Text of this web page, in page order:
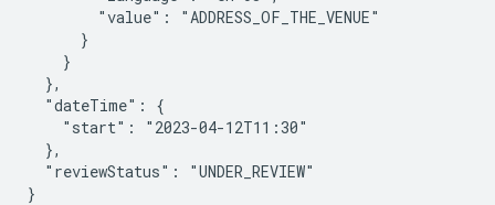
        "value": "ADDRESS_OF_THE_VENUE"
      }
    }
  },
  "dateTime": {
    "start": "2023-04-12T11:30"
  },
  "reviewStatus": "UNDER_REVIEW"
}